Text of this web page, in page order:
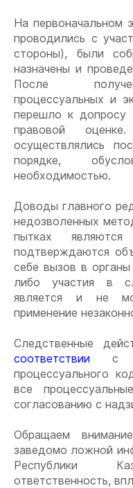
На первоначальном
проводились с
стороны), были
назначены и
После
процессуальных и
перешло к допросу
правовой
осуществлялись
порядке,
необходимостью.
Доводы главного
недозволенных
пытках
подтверждаются
себе вызов в
либо участия в
является и не
применение
Следственные
соответствии с
процессуального
все
согласованию с
Обращаем
заведомо ложной
Республики
ответственность,